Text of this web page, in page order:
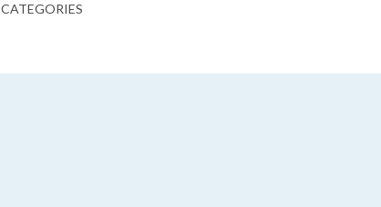
CATEGORIES